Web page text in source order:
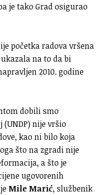
je tako Grad osigurao
početka radova vršena
na to da bi
2010. godine
dobili smo
nije vršio
kao ni bilo koja
što na zgradi nije
a što je
ugovorenih
Mile Marić, službenik